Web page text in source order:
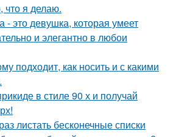
что я делаю.
- это девушка, которая умеет
и элегантно в любои
подходит, как носить и с какими
в стиле 90 х и получай
листать бесконечные списки